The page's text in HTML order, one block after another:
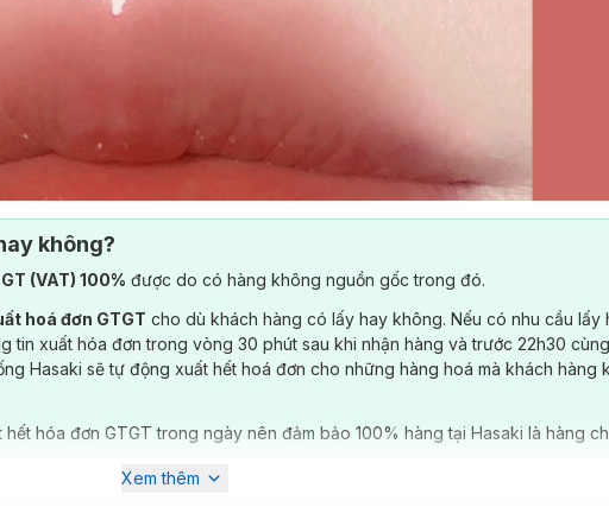
không?
(VAT) 100% được do có hàng không nguồn gốc trong đó.
hoá đơn GTGT cho dù khách hàng có lấy hay không. Nếu có nhu cầu lấy
tin xuất hóa đơn trong vòng 30 phút sau khi nhận hàng và trước 22h30
Hasaki sẽ tự động xuất hết hoá đơn cho những hàng hoá mà khách hàng
hóa đơn GTGT trong ngày nên đảm bảo 100% hàng tại Hasaki là hàng
Xem thêm